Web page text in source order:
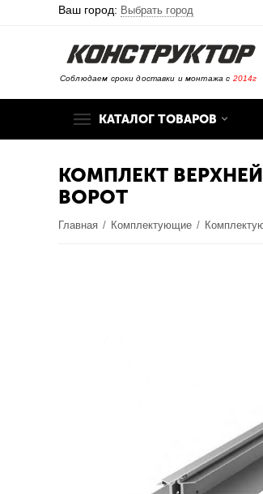
Ваш город: Выбрать город
Соблюдаем сроки доставки и монтажа с 2014г
КАТАЛОГ ТОВАРОВ
КОМПЛЕКТ
ВОРОТ
Главная / Комплектующие /